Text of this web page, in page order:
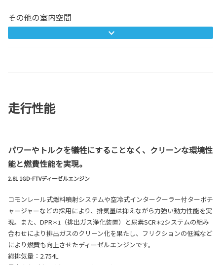
その他の室内空間
走行性能
パワーやトルクを犠牲にすることなく、クリーンな環境性
能と燃費性能を実現。
2.8L 1GD-FTVディーゼルエンジン
コモンレール式燃料噴射システムや空冷式インタークーラー付ターボチ
ャージャーなどの採用により、排気量は抑えながら力強い動力性能を実
現。また、DPR＊1 （排出ガス浄化装置）と尿素SCR＊2システムの組み
合わせにより排出ガスのクリーン化を果たし、フリクションの低減など
により燃費も向上させたディーゼルエンジンです。
総排気量：2.754L